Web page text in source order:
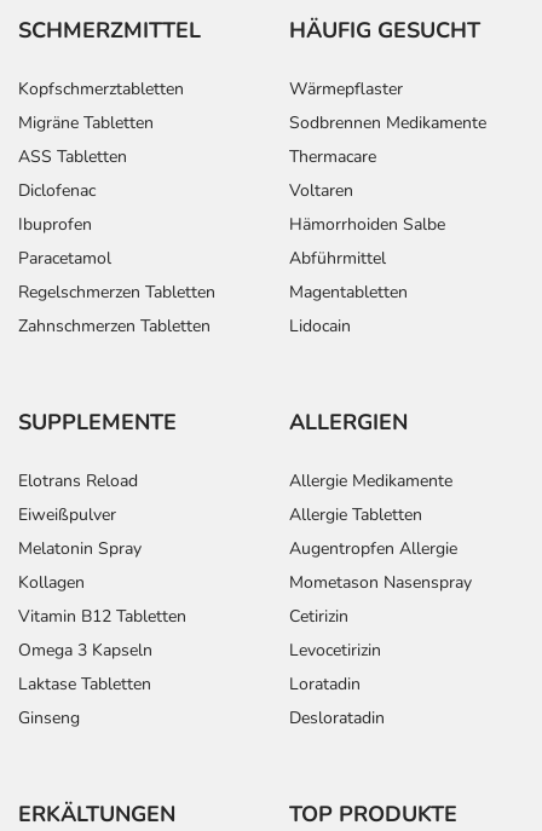
SCHMERZMITTEL
Kopfschmerztabletten
Migräne Tabletten
ASS Tabletten
Diclofenac
Ibuprofen
Paracetamol
Regelschmerzen Tabletten
Zahnschmerzen Tabletten
HÄUFIG GESUCHT
Wärmepflaster
Sodbrennen Medikamente
Thermacare
Voltaren
Hämorrhoiden Salbe
Abführmittel
Magentabletten
Lidocain
SUPPLEMENTE
Elotrans Reload
Eiweißpulver
Melatonin Spray
Kollagen
Vitamin B12 Tabletten
Omega 3 Kapseln
Laktase Tabletten
Ginseng
ALLERGIEN
Allergie Medikamente
Allergie Tabletten
Augentropfen Allergie
Mometason Nasenspray
Cetirizin
Levocetirizin
Loratadin
Desloratadin
ERKÄLTUNGEN TOP PRODUKTE